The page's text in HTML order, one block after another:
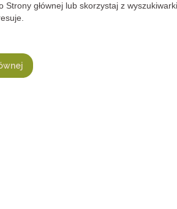
głównej lub skorzystaj z